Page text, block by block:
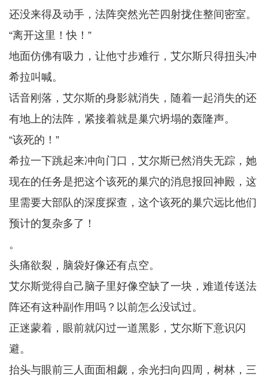
还没来得及动手，法阵突然光芒四射拢住整间密室。
“离开这里！快！”
地面仿佛有吸力，让他寸步难行，艾尔斯只得扭头冲
希拉叫喊。
话音刚落，艾尔斯的身影就消失，随着一起消失的还
有地上的法阵，紧接着就是巢穴坍塌的轰隆声。
“该死的！”
希拉一下跳起来冲向门口，艾尔斯已然消失无踪，她
现在的任务是把这个该死的巢穴的消息报回神殿，这
里需要大部队的深度探查，这个该死的巢穴远比他们
预计的复杂多了！
。
头痛欲裂，脑袋好像还有点空。
艾尔斯觉得自己脑子里好像空缺了一块，难道传送法
阵还有这种副作用吗？以前怎么没试过。
正迷蒙着，眼前就闪过一道黑影，艾尔斯下意识闪
避。
抬头与眼前三人面面相觑，余光扫向四周，树林，三